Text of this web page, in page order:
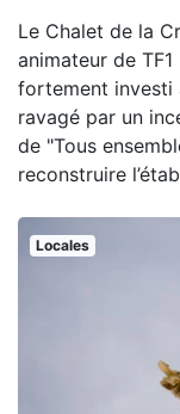
Le Chalet de la
animateur de
fortement investi
ravagé par un
de "Tous
reconstruire
Locales